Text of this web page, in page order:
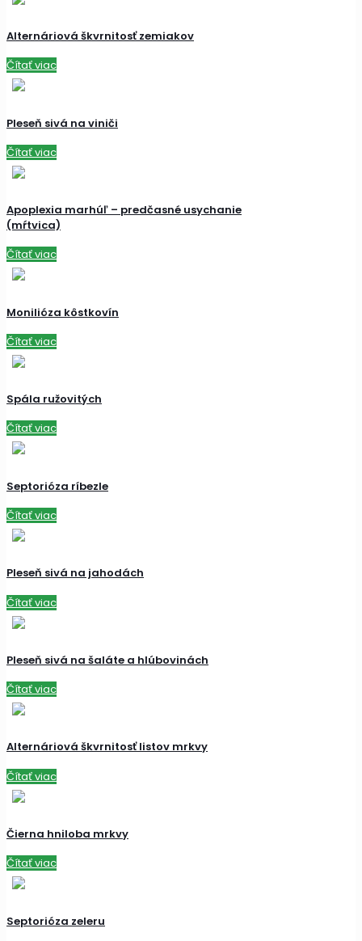
Alternáriová škvrnitosť zemiakov
Čítať viac
Pleseň sivá na viniči
Čítať viac
Apoplexia marhúľ – predčasné usychanie
(mŕtvica)
Čítať viac
Monilióza kôstkovín
Čítať viac
Spála ružovitých
Čítať viac
Septorióza ríbezle
Čítať viac
Pleseň sivá na jahodách
Čítať viac
Pleseň sivá na šaláte a hlúbovinách
Čítať viac
Alternáriová škvrnitosť listov mrkvy
Čítať viac
Čierna hniloba mrkvy
Čítať viac
Septorióza zeleru